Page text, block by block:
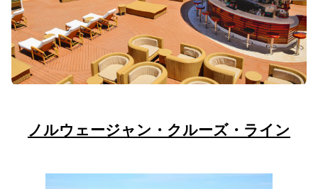
ノルウェージャン・クルーズ・ライン